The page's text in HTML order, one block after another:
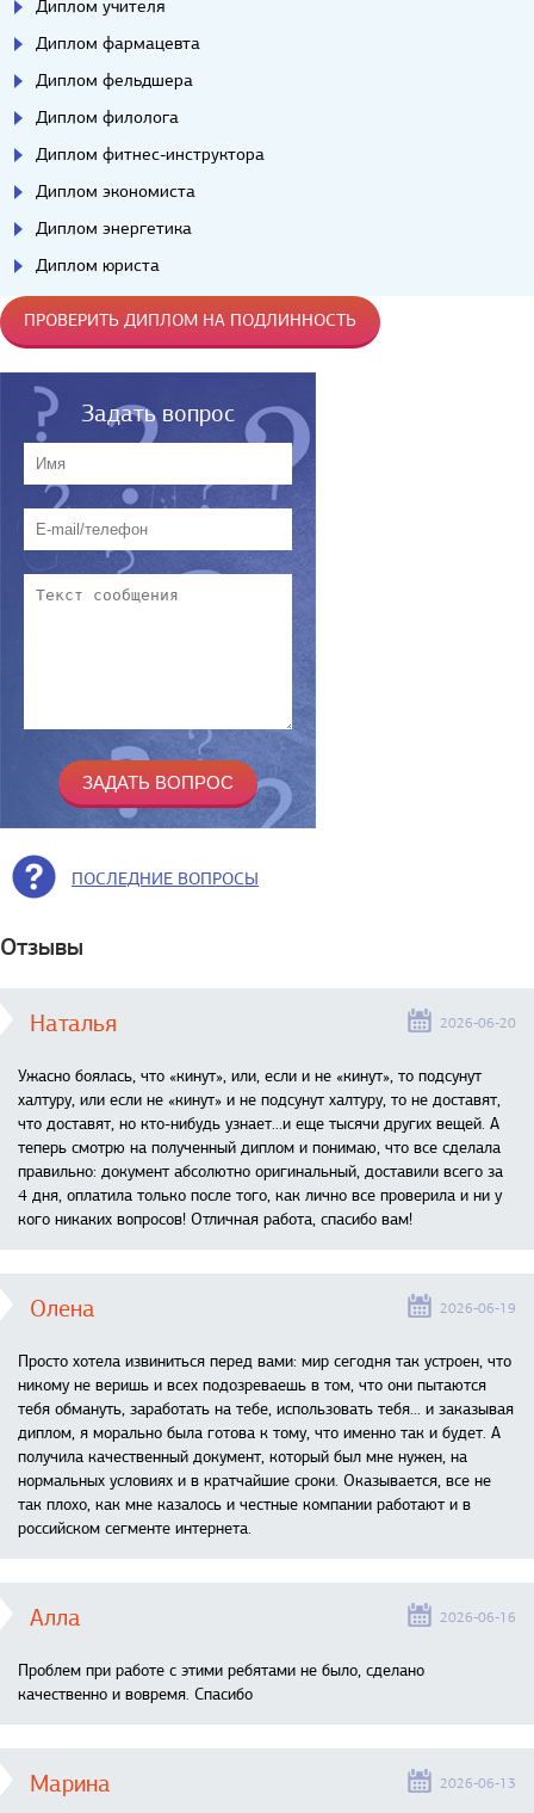
Диплом учителя
Диплом фармацевта
Диплом фельдшера
Диплом филолога
Диплом фитнес-инструктора
Диплом экономиста
Диплом энергетика
Диплом юриста
ПРОВЕРИТЬ ДИПЛОМ НА ПОДЛИННОСТЬ
Задать вопрос
ПОСЛЕДНИЕ ВОПРОСЫ
Отзывы
Наталья 2026-06-20
Ужасно боялась, что «кинут», или, если и не «кинут», то подсунут
халтуру, или если не «кинут» и не подсунут халтуру, то не доставят,
что доставят, но кто-нибудь узнает...и еще тысячи других вещей. А
теперь смотрю на полученный диплом и понимаю, что все сделала
правильно: документ абсолютно оригинальный, доставили всего за
4 дня, оплатила только после того, как лично все проверила и ни у
кого никаких вопросов! Отличная работа, спасибо вам!
Олена 2026-06-19
Просто хотела извиниться перед вами: мир сегодня так устроен, что
никому не веришь и всех подозреваешь в том, что они пытаются
тебя обмануть, заработать на тебе, использовать тебя... и заказывая
диплом, я морально была готова к тому, что именно так и будет. А
получила качественный документ, который был мне нужен, на
нормальных условиях и в кратчайшие сроки. Оказывается, все не
так плохо, как мне казалось и честные компании работают и в
российском сегменте интернета.
Алла 2026-06-16
Проблем при работе с этими ребятами не было, сделано
качественно и вовремя. Спасибо
Марина 2026-06-13